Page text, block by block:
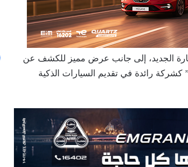
الجديد، إلى جانب عرض مميز للكشف عن
رائدة في تقديم السيارات الذكية